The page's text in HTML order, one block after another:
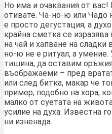
Но има и очаквания от вас!
отивате. Ча-но-ю или Чадо
е просто дегустация, а
крайна сметка се
на чай и хапване на
но-ю не е ритуал, а
тишина, да оставим
въображаеми – пред
или след битка, макар че
пример; подобно на хора,
малко от суетата на
усилие на духа. Известна
ни изненада.